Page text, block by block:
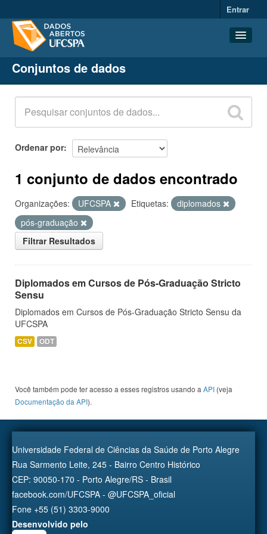
Entrar
Conjuntos de dados
Organizações
Grupos
Sobre
Conjuntos de dados
Ordenar por
1 conjunto de dados encontrado
Organizações: UFCSPA Etiquetas:
diplomados
pós-graduação
Filtrar Resultados
Diplomados em Cursos de Pós-Graduação Stricto
Sensu
Diplomados em Cursos de Pós-Graduação Stricto Sensu da
UFCSPA
CSV ODT
Você também pode ter acesso a esses registros usando a API (veja
Documentação da API).
Universidade Federal de Ciências da Saúde de Porto Alegre
Rua Sarmento Leite, 245 - Bairro Centro Histórico
CEP: 90050-170 - Porto Alegre/RS - Brasil
facebook.com/UFCSPA - @UFCSPA_oficial
Fone +55 (51) 3303-9000
Desenvolvido pelo